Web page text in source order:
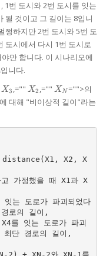
1번 도시와 2번 도시를 잇는
될 것이고 그 길이는 8입니
쩡하지만 2번 도시와 5번 도
도시에서 다시 1번 도시로
만 합니다. 이 시나리오에
입니다.
X_{3}
X3 ,="" X_{2}
X2 ,=""X_{N}
XN ="">의
대해 "비이상적 길이"라는
로의 길이,
최단 경로의 길이,